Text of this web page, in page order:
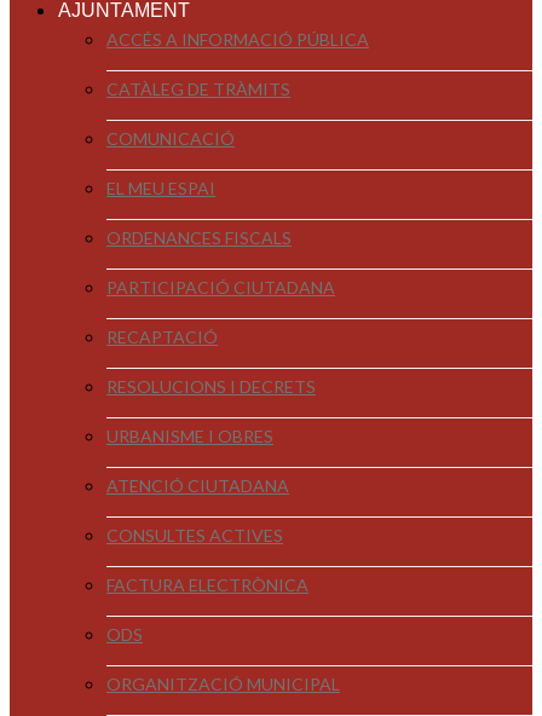
AJUNTAMENT
ACCÉS A INFORMACIÓ PÚBLICA
CATÀLEG DE TRÀMITS
COMUNICACIÓ
EL MEU ESPAI
ORDENANCES FISCALS
PARTICIPACIÓ CIUTADANA
RECAPTACIÓ
RESOLUCIONS I DECRETS
URBANISME I OBRES
ATENCIÓ CIUTADANA
CONSULTES ACTIVES
FACTURA ELECTRÒNICA
ODS
ORGANITZACIÓ MUNICIPAL